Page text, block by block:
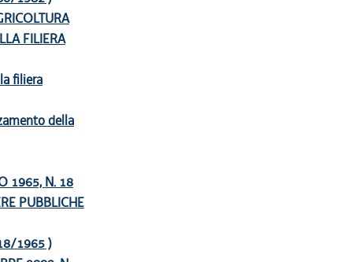
FILIERA
filiera
della
1965, N. 18
PUBBLICHE
1965 )